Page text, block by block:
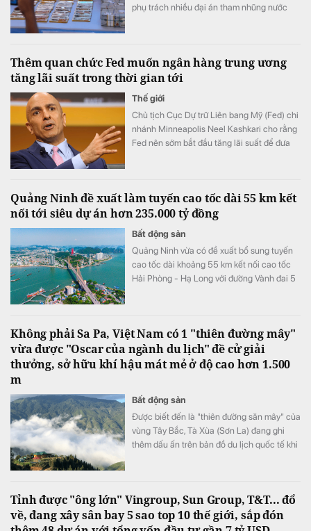
phụ trách nhiều đại án tham nhũng nước
Thêm quan chức Fed muốn ngân hàng trung ương
tăng lãi suất trong thời gian tới
Thế giới
Chủ tịch Cục Dự trữ Liên bang Mỹ (Fed) chi
nhánh Minneapolis Neel Kashkari cho rằng
Fed nên sớm bắt đầu tăng lãi suất để đưa
Quảng Ninh đề xuất làm tuyến cao tốc dài 55 km kết
nối tới siêu dự án hơn 235.000 tỷ đồng
Bất động sản
Quảng Ninh vừa có đề xuất bổ sung tuyến
cao tốc dài khoảng 55 km kết nối cao tốc
Hải Phòng - Hạ Long với đường Vành đai 5
Không phải Sa Pa, Việt Nam có 1 "thiên đường mây"
vừa được "Oscar của ngành du lịch" đề cử giải
thưởng, sở hữu khí hậu mát mẻ ở độ cao hơn 1.500
m
Bất động sản
Được biết đến là "thiên đường săn mây" của
vùng Tây Bắc, Tà Xùa (Sơn La) đang ghi
thêm dấu ấn trên bản đồ du lịch quốc tế khi
Tỉnh được "ông lớn" Vingroup, Sun Group, T&T... đổ
về, đang xây sân bay 5 sao top 10 thế giới, sắp đón